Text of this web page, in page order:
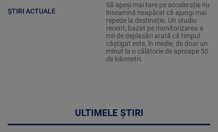
ȘTIRI ACTUALE
Să apeși mai tare pe accelerație nu
înseamnă neapărat că ajungi mai
repede la destinație. Un studiu
recent, bazat pe monitorizarea a
mii de deplasări arată că timpul
câștigat este, în medie, de doar un
minut la o călătorie de aproape 50
de kilometri.
ULTIMELE ȘTIRI